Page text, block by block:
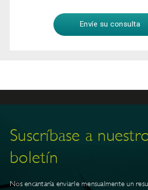
Suscríbase a
boletín
Nos encantaría enviarle mensualmente un